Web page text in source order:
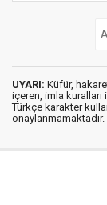
UYARI: Küfür,
içeren, imla kuralları
Türkçe karakter
onaylanmamaktadır.